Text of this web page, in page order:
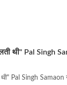
थी" Pal Singh
Pal Singh Samaon ने